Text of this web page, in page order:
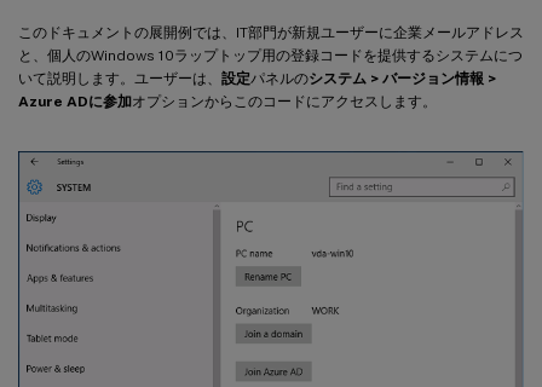
このドキュメントの展開例では、IT部門が新規ユーザーに企業メールアドレス
と、個人のWindows 10ラップトップ用の登録コードを提供するシステムにつ
いて説明します。ユーザーは、 設定パネルのシステム > バージョン情報 >
Azure ADに参加オプションからこのコードにアクセスします。
関連情報